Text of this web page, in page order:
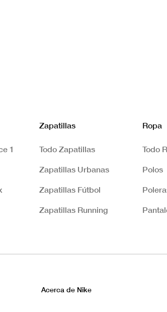
1
Zapatillas
Todo Zapatillas
Zapatillas Urbanas
Zapatillas Fútbol
Zapatillas Running
Ropa
Todo
Polos
Acerca de Nike